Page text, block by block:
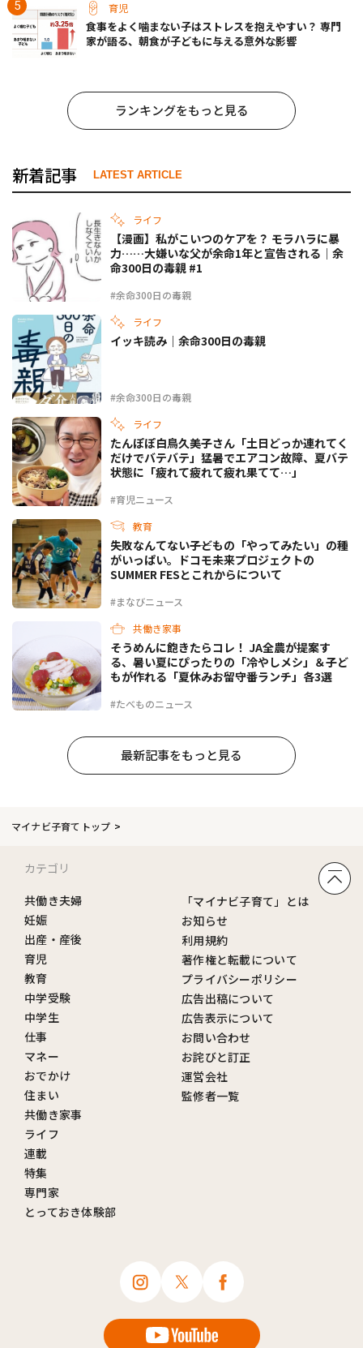
育児
食事をよく噛まない子はストレスを抱えやすい？ 専門
家が語る、朝食が子どもに与える意外な影響
ランキングをもっと見る
新着記事 LATEST ARTICLE
ライフ
#余命300日の毒親
【漫画】私がこいつのケアを？ モラハラに暴
力……大嫌いな父が余命1年と宣告される｜余
命300日の毒親 #1
ライフ
#余命300日の毒親
イッキ読み｜余命300日の毒親
ライフ
#育児ニュース
たんぽぽ白鳥久美子さん「土日どっか連れてく
だけでバテバテ」猛暑でエアコン故障、夏バテ
状態に「疲れて疲れて疲れ果てて…」
教育
#まなびニュース
失敗なんてない――子どもの「やってみたい」の種
がいっぱい。ドコモ未来プロジェクトの
SUMMER FESとこれからについて
共働き家事
#たべものニュース
そうめんに飽きたらコレ！ JA全農が提案す
る、暑い夏にぴったりの「冷やしメシ」＆子ど
もが作れる「夏休みお留守番ランチ」各3選
最新記事をもっと見る
マイナビ子育てトップ
カテゴリ
共働き夫婦
妊娠
出産・産後
育児
教育
中学受験
中学生
仕事
マネー
おでかけ
住まい
共働き家事
ライフ
連載
特集
専門家
とっておき体験部
「マイナビ子育て」とは
お知らせ
利用規約
著作権と転載について
プライバシーポリシー
広告出稿について
広告表示について
お問い合わせ
お詫びと訂正
運営会社
監修者一覧